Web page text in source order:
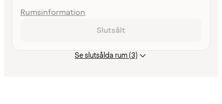
Rumsinformation
Slutsålt
Se slutsålda rum (3)